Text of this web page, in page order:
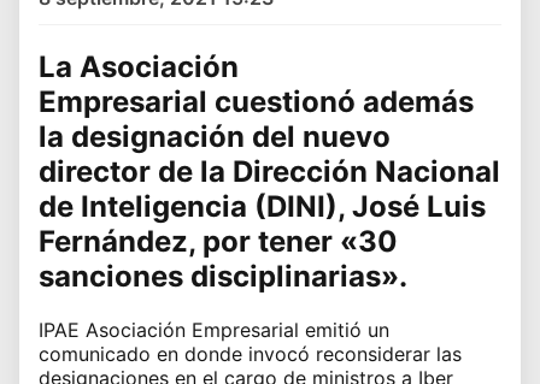
La Asociación
Empresarial cuestionó además
la designación del nuevo
director de la Dirección Nacional
de Inteligencia (DINI), José Luis
Fernández, por tener «30
sanciones disciplinarias».
IPAE Asociación Empresarial emitió un
comunicado en donde invocó reconsiderar las
designaciones en el cargo de ministros a Iber